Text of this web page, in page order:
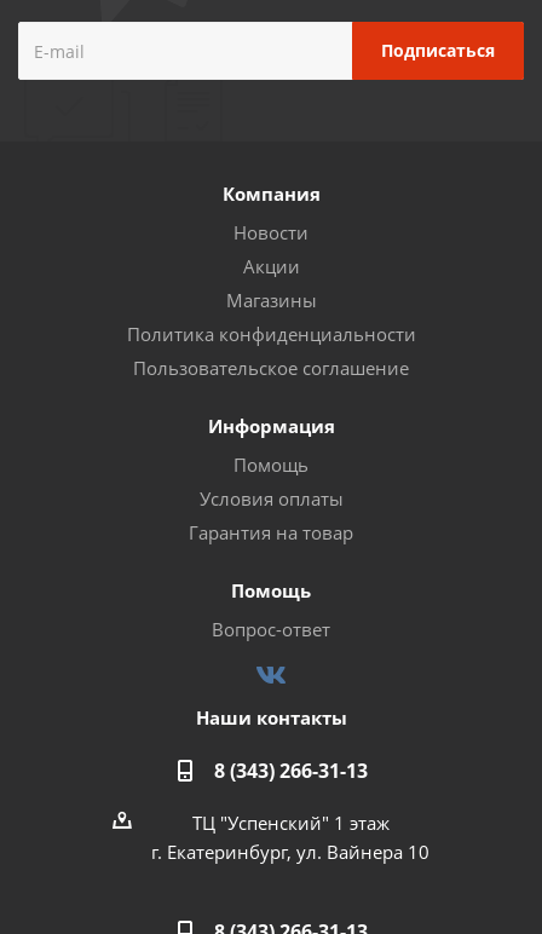
Компания
Новости
Акции
Магазины
Политика конфиденциальности
Пользовательское соглашение
Информация
Помощь
Условия оплаты
Гарантия на товар
Помощь
Вопрос-ответ
Наши контакты
8 (343) 266-31-13
ТЦ "Успенский" 1 этаж
г. Екатеринбург, ул. Вайнера 10